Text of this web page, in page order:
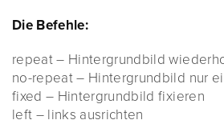
Die Befehle:
repeat – Hintergrundbild
no-repeat – Hintergrundbild nur
fixed – Hintergrundbild fixieren
left – links ausrichten